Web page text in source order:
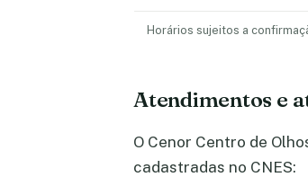
Horários sujeitos a
Atendimentos e
O Cenor Centro de
cadastradas no CNES: